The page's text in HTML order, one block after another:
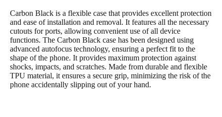
Carbon Black is a flexible case that provides excellent protection
and ease of installation and removal. It features all the necessary
cutouts for ports, allowing convenient use of all device
functions. The Carbon Black case has been designed using
advanced autofocus technology, ensuring a perfect fit to the
shape of the phone. It provides maximum protection against
shocks, impacts, and scratches. Made from durable and flexible
TPU material, it ensures a secure grip, minimizing the risk of the
phone accidentally slipping out of your hand.